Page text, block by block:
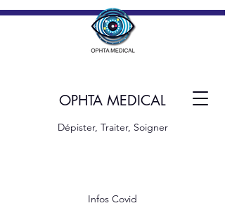
OPHTA MEDICAL
Dépister, Traiter, Soigner
Infos Covid